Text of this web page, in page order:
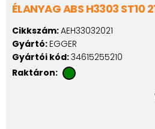
ÉLANYAG ABS H3303 ST10
Cikkszám:AEH33032021
Gyártó: EGGER
Gyártói kód:34615255210
Raktáron: